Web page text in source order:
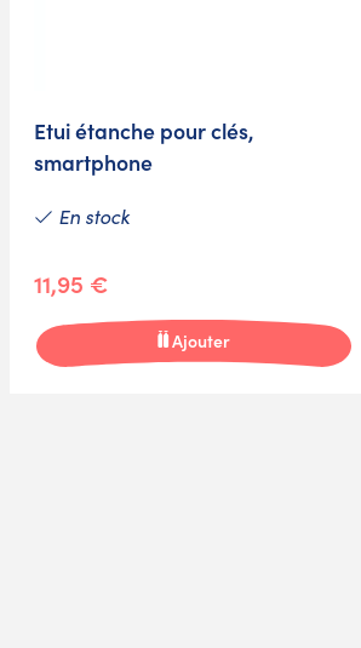
Etui étanche pour clés,
smartphone
En stock
11,95 €
Ajouter